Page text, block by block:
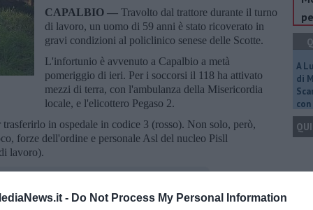
- Do Not Process My Personal Information
CAPALBIO — Travolto dal trattore durante il turno
di lavoro, un uomo di 59 anni è stato ricoverato in
gravi condizioni al policlinico senese delle Scotte.
L'infortunio è avvenuto a Capalbio a metà
pomeriggio di ieri. Per i soccorsi il 118 ha attivato
mezzi di terra, con l'ambulanza della Misericordia
locale, e l'elicottero Pegaso 2.
in ospedale in codice 3 (rosso). Non solo, però,
forze dell'ordine e personale Asl del nucleo Pisll
lavoro).
A
di
QUI